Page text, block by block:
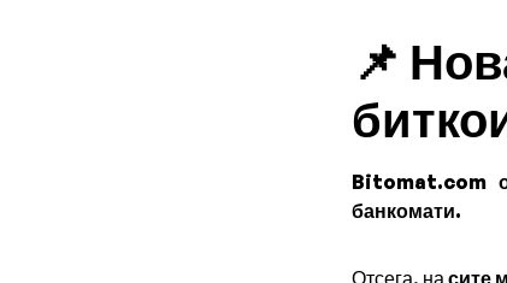
📌
Bitomat.com
банкомати.
Отсега, насите